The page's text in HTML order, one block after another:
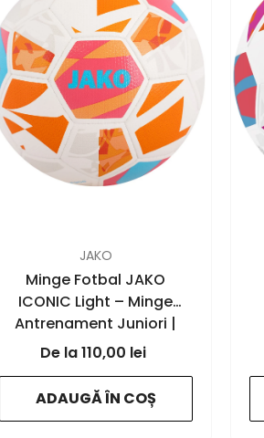
JAKO
Minge Fotbal JAKO
ICONIC Light – Minge
Antrenament Juniori |
JAKO Romania
orange - 684
110,00 lei
ADAUGĂ ÎN COȘ